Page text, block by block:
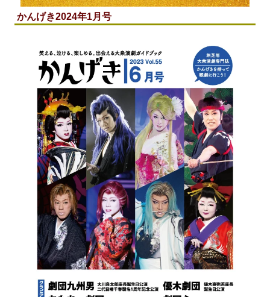
かんげき2024年1月号